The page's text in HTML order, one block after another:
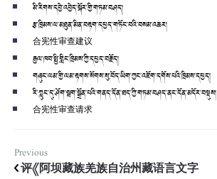
མི་རིགས་དབྱེ་འབྱེད་སྐོར་གྱི་གཏམ་བཤད།
རྩ་ཁྲིམས་ལ་མཐུན་མིན་བརྟག་དཔྱད་གཏོང་བའི་བསམ་འཆར།
合宪性审查建议
རྒྱལ་ཁབ་སྤྱི་གླིང་ཁྲིམས་ཀྱི་དཔྱད་བརྗོད།
གཞུང་ལམ་གྱི་ལམ་རྟགས་སོགས་སུ་བོད་ཡིག་ཀྱང་འཇོག་དགོས་པའི་ཁྲིམས་དཔྱད།
རི་ཀླུང་དུ་ཤོག་སྦག་སྒྲོན་པའི་གནད་དོན་ཐད་ཀྱི་གཏམ་བཤད་ནང་དོན་མདོར་བསྡུས།
合宪性审查请求
Previous
评《阿坝藏族羌族自治州藏语言文字